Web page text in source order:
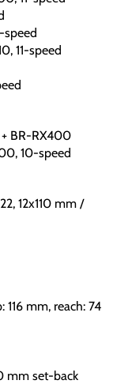
speed
11-speed
BR-RX400
10-speed
12x110 mm /
116 mm, reach: 74
mm set-back